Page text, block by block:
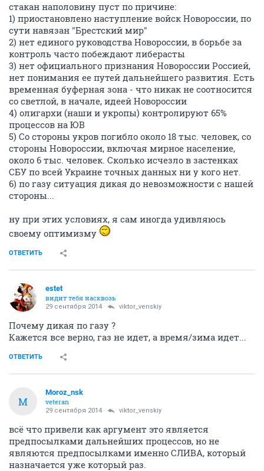
стакан наполовину пуст по причине:
1) приостановлено наступление войск Новороссии, по
сути навязан "Брестский мир"
2) нет единого руководства Новороссии, в борьбе за
контроль часто побеждают либерасты
3) нет официального признания Новороссии Россией,
нет понимания ее путей дальнейшего развития. Есть
временная буферная зона - что никак не соотносится
со светлой, в начале, идеей Новороссии
4) олигархи (наши и укропы) контролируют 65%
процессов на ЮВ
5) Со стороны укров погибло около 18 тыс. человек, со
стороны Новороссии, включая мирное население,
около 6 тыс. человек. Сколько исчезло в застенках
СБУ по всей Украине точных данных ни у кого нет.
6) по газу ситуация дикая до невозможности с нашей
стороны...
ну при этих условиях, я сам иногда удивляюсь
своему оптимизму
ОТВЕТИТЬ
estet
видит тебя насквозь
29 сентября 2014 viktor_venskiy
Почему дикая по газу ?
Кажется все верно, газ не идет, а время/зима идет...
ОТВЕТИТЬ
M
Moroz_nsk
veteran
29 сентября 2014 viktor_venskiy
всё что привели как аргумент это является
предпосылками дальнейших процессов, но не
являются предпосылками именно СЛИВА, который
назначается уже который раз.